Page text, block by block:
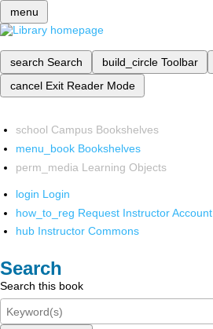
menu
search Search build_circle Toolbar
cancel Exit Reader Mode
school Campus Bookshelves
menu_book Bookshelves
perm_media Learning Objects
login Login
how_to_reg Request Instructor Account
hub Instructor Commons
Search
Search this book